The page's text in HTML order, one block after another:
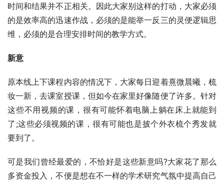
时间和结果并不正相关。因此大家别这样的打动，大家必须
的是效率高的迅速作战，必须的是能举一反三的灵便逻辑思
维，必须的是合理安排时间的教学方式。
新意
原本线上下课程内容的情况下，大家每日迎着熹微晨曦，梳
妆一新，去课室授课，但如今在家里好像随便了许多。针对
这些不用视频的课，很有可能怀着电脑上躺在床上就能到
了;这些必须视频的课，很有可能也是披个外衣梳个秀发就
要到了。
可是我们曾经最爱的，不恰好是这些新意吗?大家花了那么
多资金投入，不便是想在不一样的学术研究气氛中提高自己